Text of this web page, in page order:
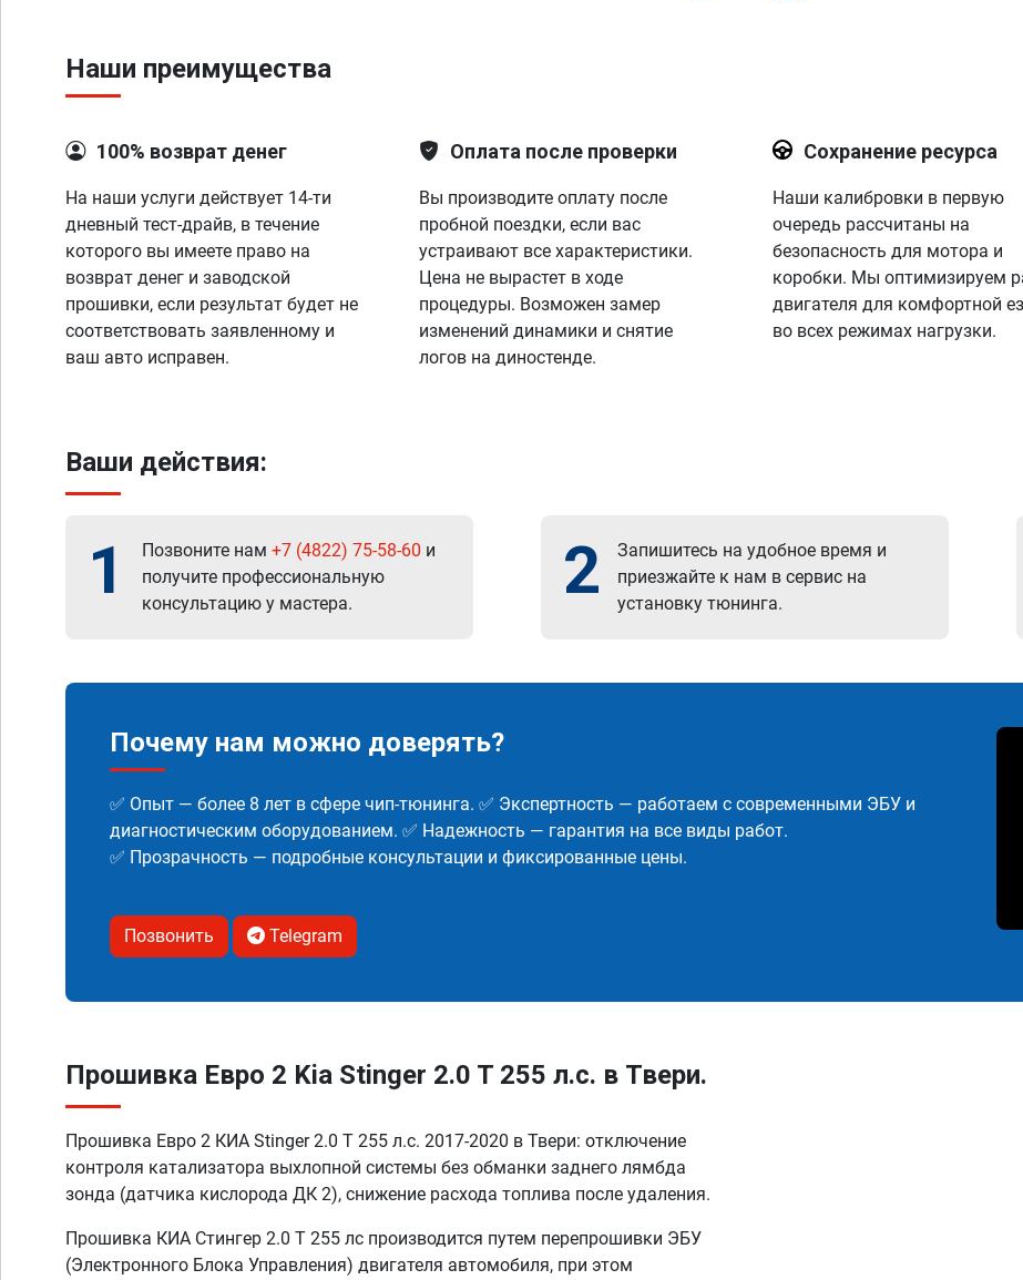
Наши преимущества
100% возврат денег
На наши услуги действует 14-ти
дневный тест-драйв, в течение
которого вы имеете право на
возврат денег и заводской
прошивки, если результат будет не
соответствовать заявленному и
ваш авто исправен.
Оплата после проверки
Вы производите оплату после
пробной поездки, если вас
устраивают все характеристики.
Цена не вырастет в ходе
процедуры. Возможен замер
изменений динамики и снятие
логов на диностенде.
Сохранение ресурса
Наши калибровки в первую
очередь рассчитаны на
безопасность для мотора и
коробки. Мы оптимизируем
двигателя для комфортной
во всех режимах нагрузки.
Ваши действия:
1 Позвоните нам +7 (4822) 75-58-60 и
получите профессиональную
консультацию у мастера.
2
Запишитесь на удобное время и
приезжайте к нам в сервис на
установку тюнинга.
Почему нам можно доверять?
✅ Опыт — более 8 лет в сфере чип-тюнинга. ✅ Экспертность — работаем с современными ЭБУ и
диагностическим оборудованием. ✅ Надежность — гарантия на все виды работ.
✅ Прозрачность — подробные консультации и фиксированные цены.
Позвонить Telegram
Прошивка Евро 2 Kia Stinger 2.0 T 255 л.с. в Твери.
Прошивка Евро 2 КИА Stinger 2.0 T 255 л.с. 2017-2020 в Твери: отключение
контроля катализатора выхлопной системы без обманки заднего лямбда
зонда (датчика кислорода ДК 2), снижение расхода топлива после удаления.
Прошивка КИА Стингер 2.0 T 255 лс производится путем перепрошивки ЭБУ
(Электронного Блока Управления) двигателя автомобиля, при этом